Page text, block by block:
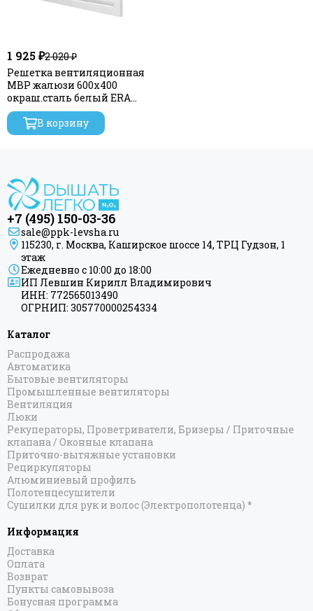
1 925 ₽2 020 ₽
Решетка вентиляционная
МВР жалюзи 600х400
окраш.сталь белый ERA
STREETLINE
В корзину
+7 (495) 150-03-36
sale@ppk-levsha.ru
115230, г. Москва, Каширское шоссе 14, ТРЦ Гудзон, 1
этаж
Ежедневно с 10:00 до 18:00
ИП Левшин Кирилл Владимирович
ИНН: 772565013490
ОГРНИП: 305770000254334
Каталог
Распродажа
Автоматика
Бытовые вентиляторы
Промышленные вентиляторы
Вентиляция
Люки
Рекуператоры, Проветриватели, Бризеры / Приточные
клапана / Оконные клапана
Приточно-вытяжные установки
Рециркуляторы
Алюминиевый профиль
Полотенцесушители
Сушилки для рук и волос (Электрополотенца) *
Информация
Доставка
Оплата
Возврат
Пункты самовывоза
Бонусная программа